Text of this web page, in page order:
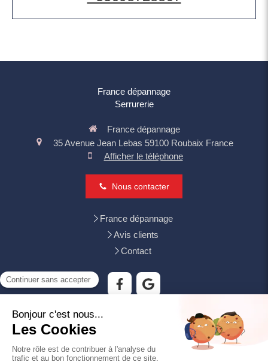
France dépannage
Serrurerie
France dépannage
35 Avenue Jean Lebas 59100 Roubaix France
Afficher le téléphone
Nous contacter
France dépannage
Avis clients
Contact
Tourcoing, Mouvaux, Villeneuve-d'Ascq, Wattrelos, Croix,
Wasquehal, Lys-lez-Lannoy, Bondues, Neuville-en-Ferrain,